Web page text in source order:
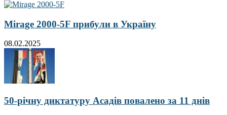
Mirage 2000-5F прибули в Україну
08.02.2025
50-річну диктатуру Асадів повалено за 11 днів